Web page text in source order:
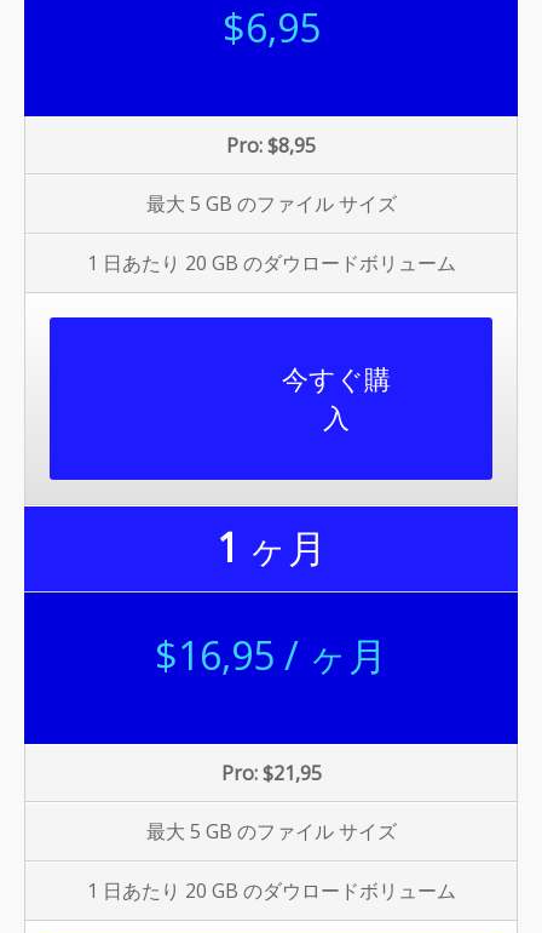
$6,95
Pro: $8,95
最大 5 GB のファイル サイズ
1 日あたり 20 GB のダウロードボリューム
今すぐ購
入
1 ヶ月
$16,95 / ヶ月
Pro: $21,95
最大 5 GB のファイル サイズ
1 日あたり 20 GB のダウロードボリューム